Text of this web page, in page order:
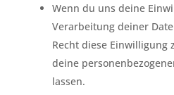
Wenn du uns deine
Verarbeitung deiner
Recht diese Einwilligung
deine
lassen.